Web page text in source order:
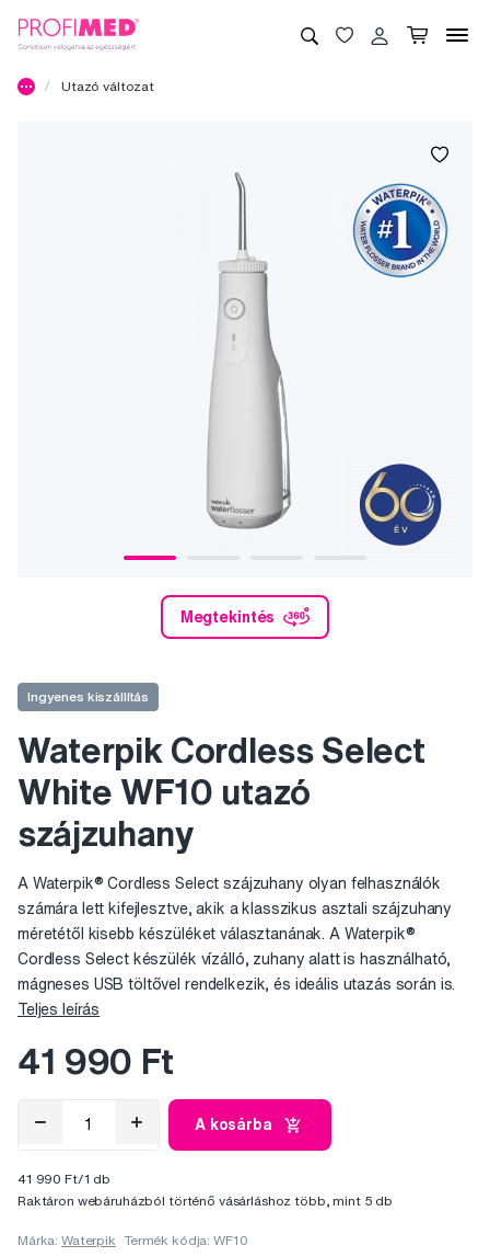
Utazó változat
Megtekintés
Ingyenes kiszállítás
Waterpik Cordless Select
White WF10 utazó
szájzuhany
A Waterpik® Cordless Select szájzuhany olyan felhasználók
számára lett kifejlesztve, akik a klasszikus asztali szájzuhany
méretétől kisebb készüléket választanának. A Waterpik®
Cordless Select készülék vízálló, zuhany alatt is használható,
mágneses USB töltővel rendelkezik, és ideális utazás során is.
Teljes leírás
41 990 Ft
A kosárba
41 990 Ft/1 db
Raktáron webáruházból történő vásárláshoz több, mint 5 db
Márka:Waterpik Termék kódja: WF10